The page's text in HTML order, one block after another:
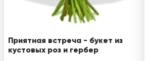
Приятная встреча - букет из
кустовых роз и гербер